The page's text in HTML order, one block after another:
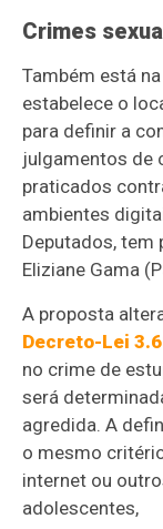
Crimes
Também está
estabelece o
para definir a
julgamentos de
praticados
ambientes
Deputados, tem
Eliziane Gama
A proposta
Decreto-Lei
no crime de
será
agredida. A
o mesmo
internet ou
adolescentes,